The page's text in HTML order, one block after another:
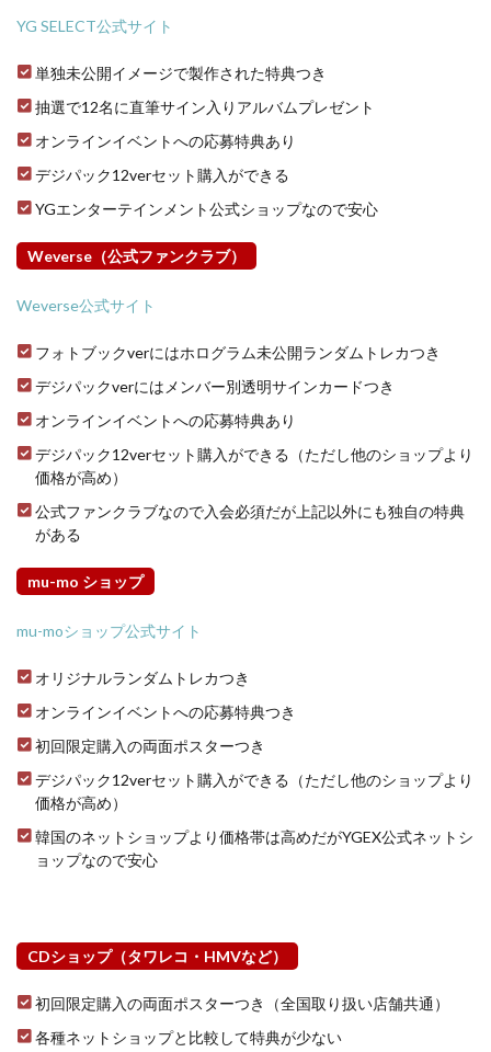
YG SELECT公式サイト
単独未公開イメージで製作された特典つき
抽選で12名に直筆サイン入りアルバムプレゼント
オンラインイベントへの応募特典あり
デジパック12verセット購入ができる
YGエンターテインメント公式ショップなので安心
Weverse（公式ファンクラブ）
Weverse公式サイト
フォトブックverにはホログラム未公開ランダムトレカつき
デジパックverにはメンバー別透明サインカードつき
オンラインイベントへの応募特典あり
デジパック12verセット購入ができる（ただし他のショップより
価格が高め）
公式ファンクラブなので入会必須だが上記以外にも独自の特典
がある
mu-mo ショップ
mu-moショップ公式サイト
オリジナルランダムトレカつき
オンラインイベントへの応募特典つき
初回限定購入の両面ポスターつき
デジパック12verセット購入ができる（ただし他のショップより
価格が高め）
韓国のネットショップより価格帯は高めだがYGEX公式ネットシ
ョップなので安心
CDショップ（タワレコ・HMVなど）
初回限定購入の両面ポスターつき（全国取り扱い店舗共通）
各種ネットショップと比較して特典が少ない